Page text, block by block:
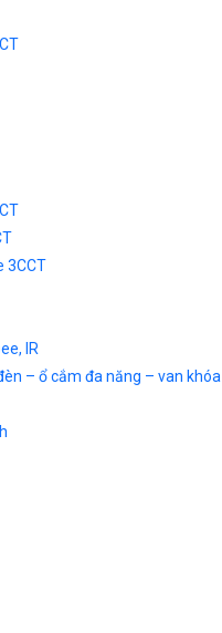
3CCT
IR
– ổ cắm đa năng – van khóa